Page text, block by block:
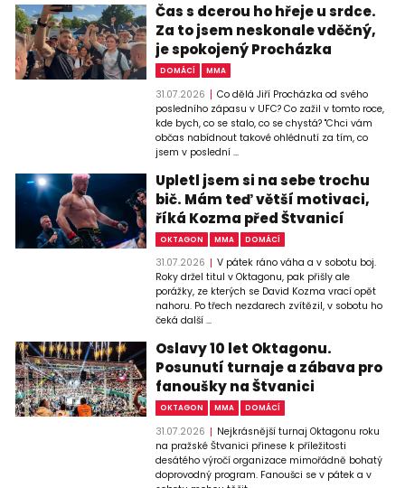
Čas s dcerou ho hřeje u srdce.
Za to jsem neskonale vděčný,
je spokojený Procházka
DOMÁCÍ MMA
31.07.2026
Co dělá Jiří Procházka od svého
posledního zápasu v UFC? Co zažil v tomto roce,
kde bych, co se stalo, co se chystá? "Chci vám
občas nabídnout takové ohlédnutí za tím, co
jsem v poslední ...
Upletl jsem si na sebe trochu
bič. Mám teď větší motivaci,
říká Kozma před Štvanicí
OKTAGON MMA DOMÁCÍ
31.07.2026
V pátek ráno váha a v sobotu boj.
Roky držel titul v Oktagonu, pak přišly ale
porážky, ze kterých se David Kozma vrací opět
nahoru. Po třech nezdarech zvítězil, v sobotu ho
čeká další ...
Oslavy 10 let Oktagonu.
Posunutí turnaje a zábava pro
fanoušky na Štvanici
OKTAGON MMA DOMÁCÍ
31.07.2026
Nejkrásnější turnaj Oktagonu roku
na pražské Štvanici přinese k příležitosti
desátého výročí organizace mimořádně bohatý
doprovodný program. Fanoušci se v pátek a v